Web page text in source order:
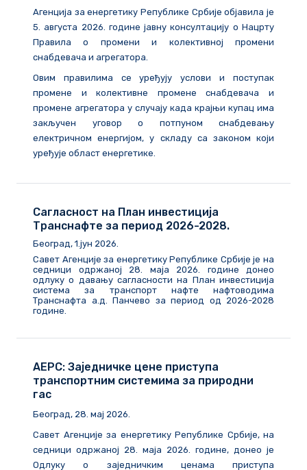
Агенција за енергетику Републике Србије објавила је
5. августа 2026. годинејавну консултацију о Нацрту
Правила о промени и колективној промени
снабдевача и агрегатора.
Овим правилима се уређују услови и поступак
промене и колективне промене снабдевача и
промене агрегатора у случају када крајњи купац има
закључен уговор о потпуном снабдевању
електричном енергијом, у складу са законом који
уређује област енергетике.
Сагласност на План инвестиција
Транснафте за период 2026-2028.
Београд, 1.јун 2026.
Савет Агенције за енергетику Републике Србије је на
седници одржаној 28. маја 2026. године донео
одлуку о давању сагласности на План инвестиција
система за транспорт нафте нафтоводима
Транснафта а.д. Панчево за период од 2026-2028
године.
АЕРС: Заједничке цене приступа
транспортним системима за природни
гас
Београд, 28. мај 2026.
Савет Агенције за енергетику Републике Србије, на
седници одржаној 28. маја 2026. године, донео је
Одлуку о заједничким ценама приступа